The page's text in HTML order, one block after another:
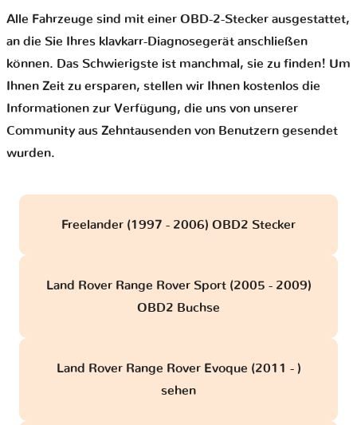
Alle Fahrzeuge sind mit einer OBD-2-Stecker ausgestattet,
an die Sie Ihres klavkarr-Diagnosegerät anschließen
können. Das Schwierigste ist manchmal, sie zu finden! Um
Ihnen Zeit zu ersparen, stellen wir Ihnen kostenlos die
Informationen zur Verfügung, die uns von unserer
Community aus Zehntausenden von Benutzern gesendet
wurden.
Freelander (1997 - 2006) OBD2 Stecker
Land Rover Range Rover Sport (2005 - 2009)
OBD2 Buchse
Land Rover Range Rover Evoque (2011 - )
sehen